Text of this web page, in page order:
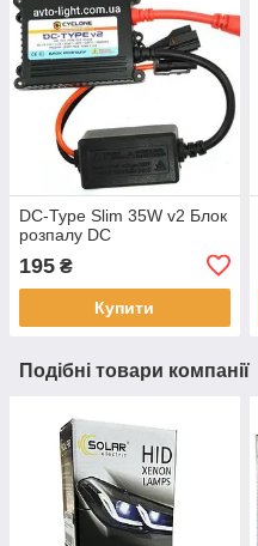
DC-Type Slim 35W v2 Блок
розпалу DC
195 ₴
Купити
Подібні товари компанії